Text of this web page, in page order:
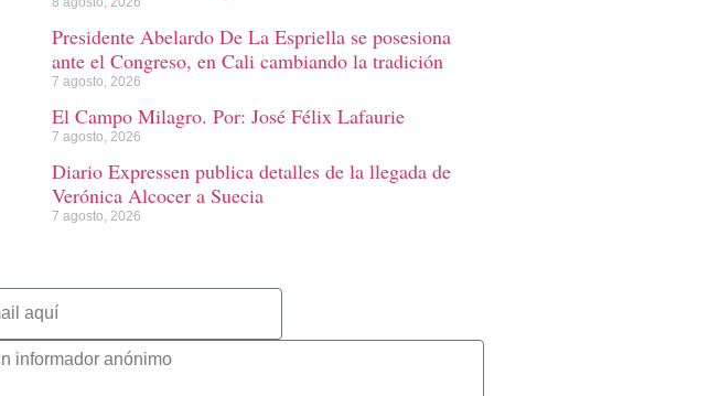
Presidente Abelardo De La Espriella se posesiona
ante el Congreso, en Cali cambiando la tradición
7 agosto, 2026
El Campo Milagro. Por: José Félix Lafaurie
7 agosto, 2026
Diario Expressen publica detalles de la llegada de
Verónica Alcocer a Suecia
7 agosto, 2026